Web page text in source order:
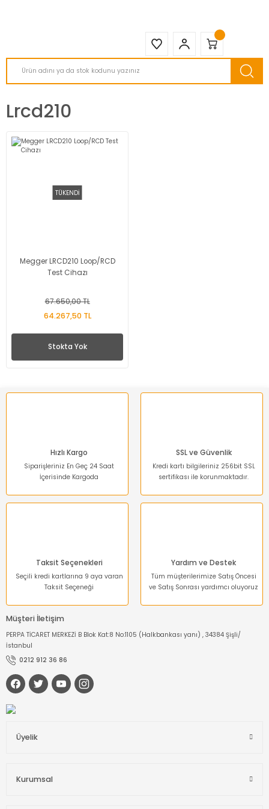
Lrcd210
TÜKENDİ
Megger LRCD210 Loop/RCD
Test Cihazı
67.650,00 TL
64.267,50 TL
Stokta Yok
Hızlı Kargo
Siparişleriniz En Geç 24 Saat
İçerisinde Kargoda
SSL ve Güvenlik
Kredi kartı bilgileriniz 256bit SSL
sertifikası ile korunmaktadır.
Taksit Seçenekleri
Seçili kredi kartlarına 9 aya varan
Taksit Seçeneği
Yardım ve Destek
Tüm müşterilerimize Satış Öncesi
ve Satış Sonrası yardımcı oluyoruz
Müşteri İletişim
PERPA TİCARET MERKEZİ B Blok Kat:8 No:1105 (Halkbankası yanı) , 34384 Şişli/
İstanbul
0212 912 36 86
Üyelik
Kurumsal